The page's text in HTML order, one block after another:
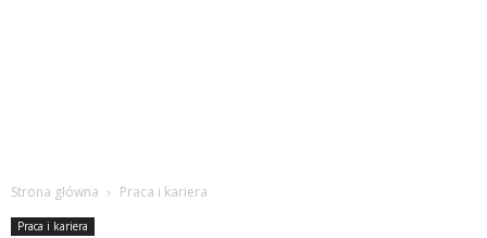
Strona główna Praca i kariera
Praca i kariera